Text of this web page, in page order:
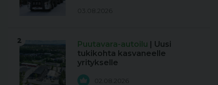
03.08.2026
2 Puutavara-autoilu | Uusi
tukikohta kasvaneelle
yritykselle
02.08.2026